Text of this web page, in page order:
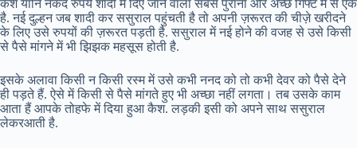
कैश यानि नकद रुपये शादी में दिए जाने वाला सबसे पुराना और अच्छे गिफ्ट में से एक
है. नई दुल्हन जब शादी कर ससुराल पहुंचती है तो अपनी ज़रूरत की चीज़े खरीदने
के लिए उसे रुपयों की ज़रूरत पड़ती है. ससुराल में नई होने की वजह से उसे किसी
से पैसे मांगने में भी झिझक महसूस होती है.
इसके अलावा किसी न किसी रस्म में उसे कभी ननद को तो कभी देवर को पैसे देने
ही पड़ते हैं. ऐसे में किसी से पैसे मांगते हुए भी अच्छा नहीं लगता। तब उसके काम
आता हैं आपके तोहफे में दिया हुआ कैश. लड़की इसी को अपने साथ ससुराल
लेकरआती है.